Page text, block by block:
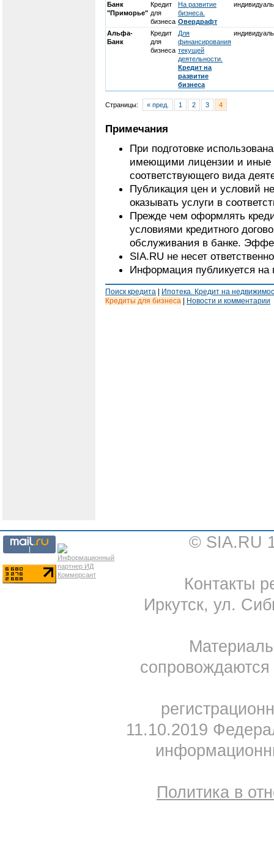
Банк
"Приморье"
Кредит
для
бизнеса
На развитие
бизнеса.
Овердрафт
Альфа-
Банк
Кредит
для
бизнеса
Для
финансирования
текущей
деятельности.
Кредит на
развитие
бизнеса
Страницы: « пред. 1 2 3 4
Примечания
При подготовке
имеющими лицензии и иные
соответствующего вида
Публикация цен и условий
оказывать услуги в
Прежде чем оформлять
условиями кредитного
обслуживания в банке.
SIA.RU не несет
Информация публикуется на
Поиск кредита
Ипотека. Кредит на
Кредиты для бизнеса
Новости и комментарии
© SIA.RU
Контакты
Иркутск, ул.
11.10.2019
Политика в